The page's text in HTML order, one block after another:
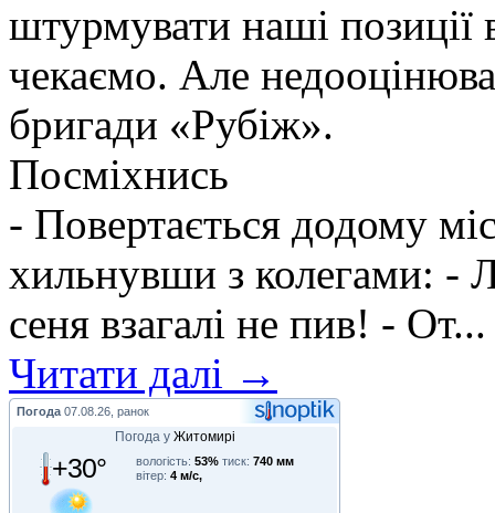
штурмувати наші позиції
чекаємо. Але
бригади «Рубіж».
Посміхнись
- Повертається додому
хильнувши з колегами: -
сеня взагалі не пив! - От...
Читати далі →
Погода 07.08.26, ранок
Погода у Житомирі
+30° вологість: 53% тиск: 740 мм
вітер: 4 м/с,